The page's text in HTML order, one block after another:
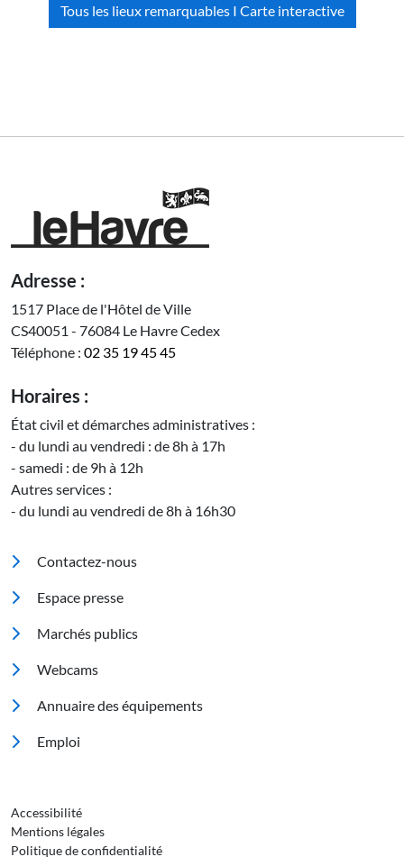
Tous les lieux remarquables I Carte interactive
Adresse :
1517 Place de l'Hôtel de Ville
CS40051 - 76084 Le Havre Cedex
Téléphone : 02 35 19 45 45
Horaires :
État civil et démarches administratives :
- du lundi au vendredi : de 8h à 17h
- samedi : de 9h à 12h
Autres services :
- du lundi au vendredi de 8h à 16h30
Pied de page
Contactez-nous
Espace presse
Marchés publics
Footer 2
Webcams
Annuaire des équipements
Emploi
Pied de page 3
Accessibilité
Mentions légales
Politique de confidentialité